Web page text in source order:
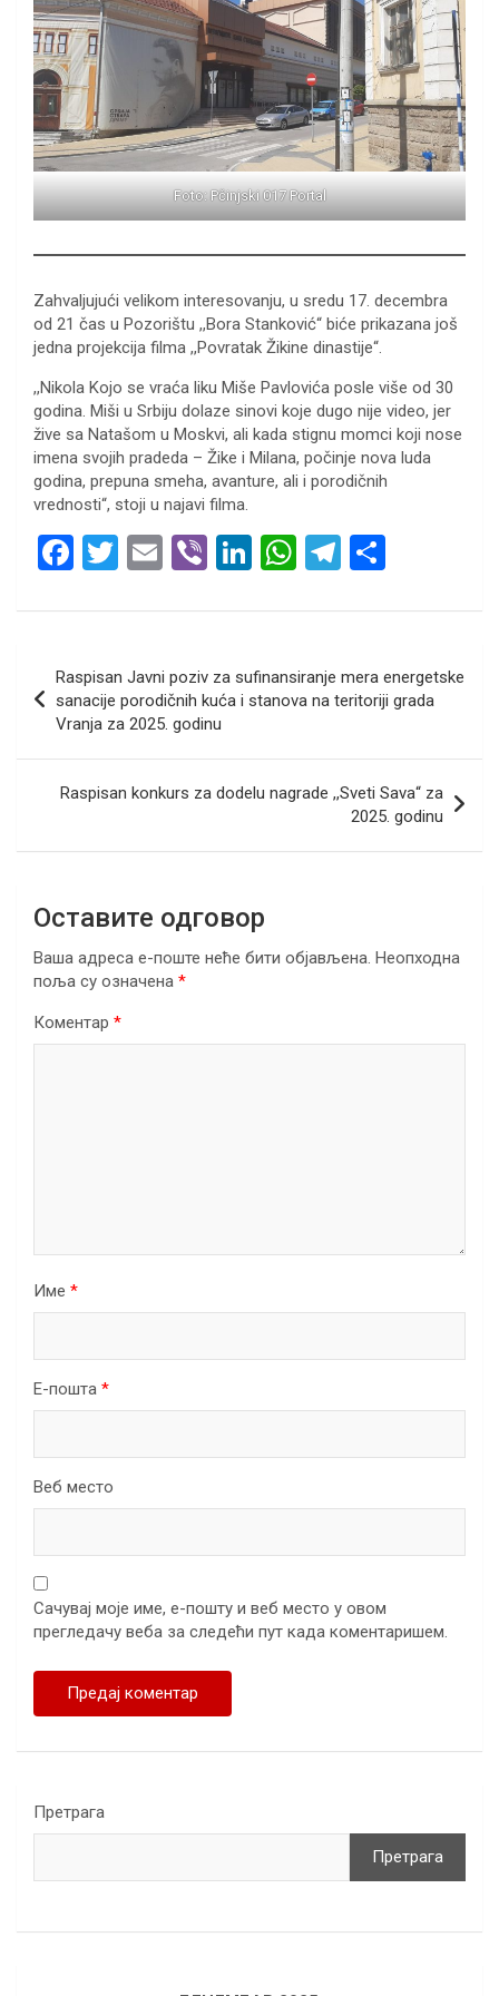
Foto: Pčinjski 017 Portal
Zahvaljujući velikom interesovanju, u sredu 17. decembra
od 21 čas u Pozorištu ,,Bora Stanković“ biće prikazana još
jedna projekcija filma ,,Povratak Žikine dinastije“.
,,Nikola Kojo se vraća liku Miše Pavlovića posle više od 30
godina. Miši u Srbiju dolaze sinovi koje dugo nije video, jer
žive sa Natašom u Moskvi, ali kada stignu momci koji nose
imena svojih pradeda – Žike i Milana, počinje nova luda
godina, prepuna smeha, avanture, ali i porodičnih
vrednosti“, stoji u najavi filma.
F
ce
o
o
k
T
tt
er
E
ail
Vi
er
Li
ke
dI
n
W
at
s
A
p
T
e
a
ar
чланка
Raspisan Javni poziv za sufinansiranje mera energetske
sanacije porodičnih kuća i stanova na teritoriji grada
Vranja za 2025. godinu
Raspisan konkurs za dodelu nagrade ,,Sveti Sava“ za
2025. godinu
Оставите одговор
Ваша адреса е-поште неће бити објављена. Неопходна
поља су означена *
Коментар *
Име *
Е-пошта *
Веб место
Сачувај моје име, е-пошту и веб место у овом
прегледачу веба за следећи пут када коментаришем.
Претрага
Претрага